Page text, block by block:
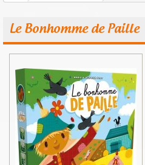
Le Bonhomme de Paille